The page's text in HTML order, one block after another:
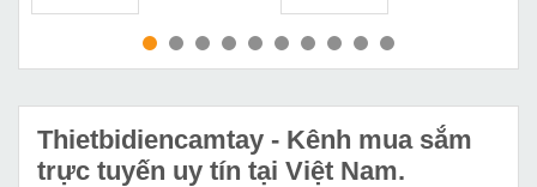
MUA NGAY MUA NGAY
Thietbidiencamtay - Kênh mua sắm
trực tuyến uy tín tại Việt Nam.